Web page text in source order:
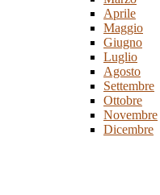
Aprile
Maggio
Giugno
Luglio
Agosto
Settembre
Ottobre
Novembre
Dicembre